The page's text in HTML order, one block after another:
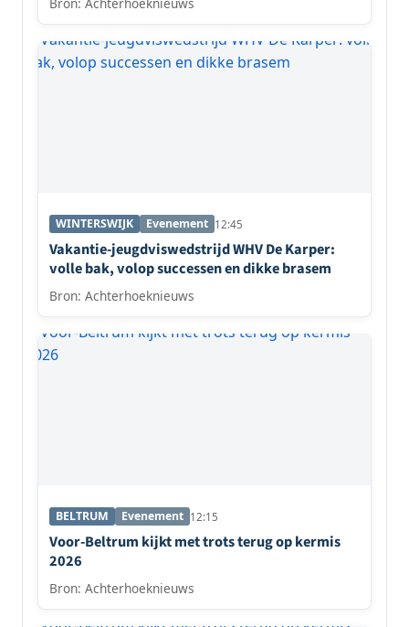
WINTERSWIJK Evenement 12:45
Vakantie-jeugdviswedstrijd WHV De Karper:
volle bak, volop successen en dikke brasem
Bron: Achterhoeknieuws
BELTRUM Evenement 12:15
Voor-Beltrum kijkt met trots terug op kermis
2026
Bron: Achterhoeknieuws